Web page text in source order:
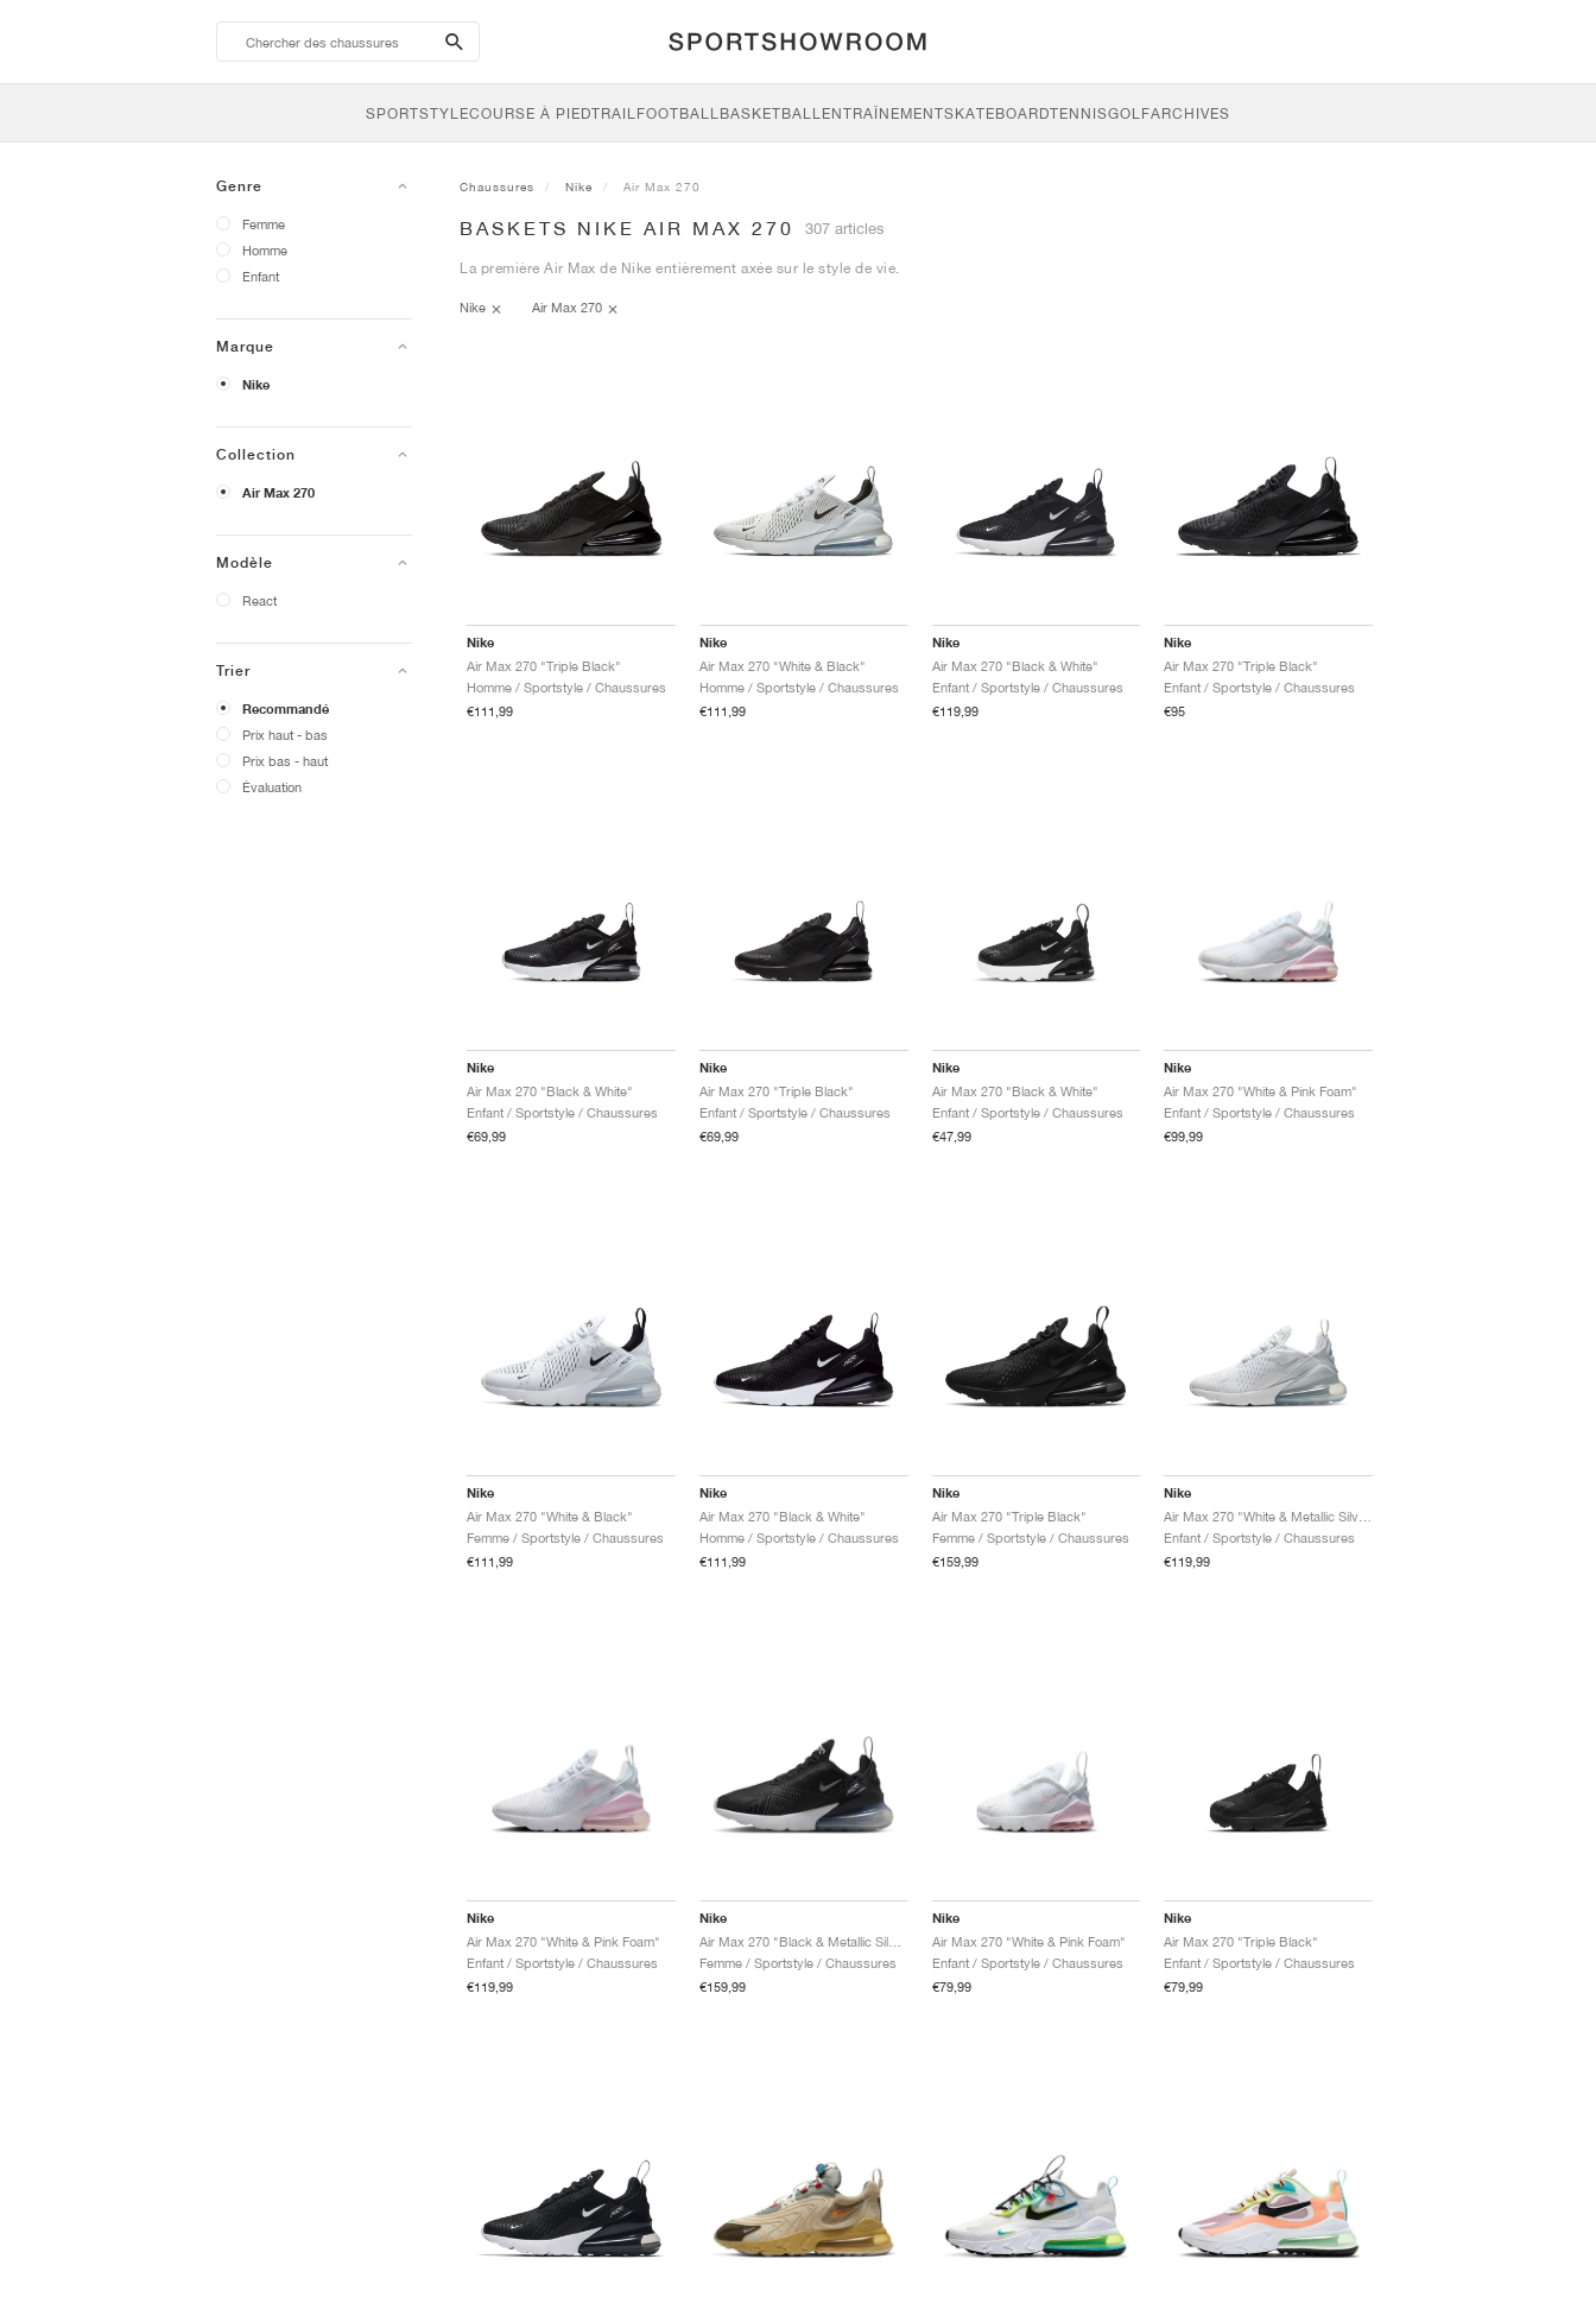
search-
btn
SPORTSTYLECOURSE À PIEDTRAILFOOTBALLBASKETBALLENTRAÎNEMENTSKATEBOARDTENNISGOLFARCHIVES
Genre
Femme
Homme
Enfant
Marque
Nike
Collection
Air Max 270
Modèle
React
Trier
Recommandé
Prix ​​haut - bas
Prix ​​bas - haut
Évaluation
Chaussures Nike Air Max 270
BASKETS NIKE AIR MAX 270 307 articles
La première Air Max de Nike entièrement axée sur le style de vie.
Nike Air Max 270
Nike
Air Max 270 "Triple Black"
Homme / Sportstyle / Chaussures
€111,99
Nike
Air Max 270 "White & Black"
Homme / Sportstyle / Chaussures
€111,99
Nike
Air Max 270 "Black & White"
Enfant / Sportstyle / Chaussures
€119,99
Nike
Air Max 270 "Triple Black"
Enfant / Sportstyle / Chaussures
€95
Nike
Air Max 270 "Black & White"
Enfant / Sportstyle / Chaussures
€69,99
Nike
Air Max 270 "Triple Black"
Enfant / Sportstyle / Chaussures
€69,99
Nike
Air Max 270 "Black & White"
Enfant / Sportstyle / Chaussures
€47,99
Nike
Air Max 270 "White & Pink Foam"
Enfant / Sportstyle / Chaussures
€99,99
Nike
Air Max 270 "White & Black"
Femme / Sportstyle / Chaussures
€111,99
Nike
Air Max 270 "Black & White"
Homme / Sportstyle / Chaussures
€111,99
Nike
Air Max 270 "Triple Black"
Femme / Sportstyle / Chaussures
€159,99
Nike
Enfant / Sportstyle / Chaussures
€119,99
Nike
Air Max 270 "White & Pink Foam"
Enfant / Sportstyle / Chaussures
€119,99
Nike
Air Max 270 "Black & Metallic Silver"
Femme / Sportstyle / Chaussures
€159,99
Nike
Air Max 270 "White & Pink Foam"
Enfant / Sportstyle / Chaussures
€79,99
Nike
Air Max 270 "Triple Black"
Enfant / Sportstyle / Chaussures
€79,99